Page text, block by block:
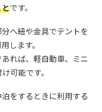
です。
へ紐や金具でテントを
します。
れば、軽自動車、ミニ
可能です。
をするときに利用する